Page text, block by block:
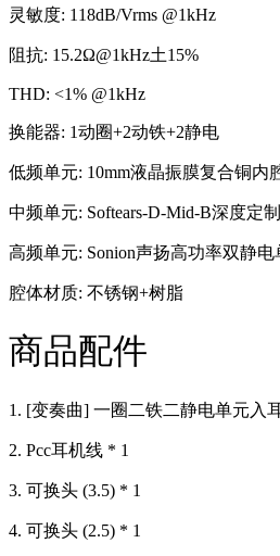
灵敏度: 118dB/Vrms @1kHz
阻抗: 15.2Ω@1kHz土15%
THD: <1% @1kHz
换能器: 1动圈+2动铁+2静电
低频单元: 10mm液晶振膜复合铜内
中频单元: Softears-D-Mid-B深度定
高频单元: Sonion声扬高功率双静电
腔体材质: 不锈钢+树脂
商品配件
1. [变奏曲] 一圈二铁二静电单元入
2. Pcc耳机线 * 1
3. 可换头 (3.5) * 1
4. 可换头 (2.5) * 1